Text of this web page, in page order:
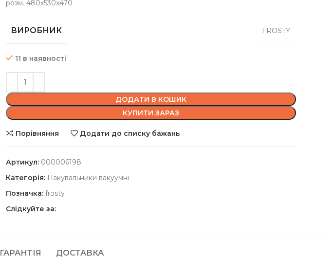
розм. 480x530x470
ВИРОБНИК FROSTY
11 в наявності
ДОДАТИ В КОШИК
КУПИТИ ЗАРАЗ
Порівняння Додати до списку бажань
Артикул: 000006198
Категорія: Пакувальники вакуумні
Позначка: frosty
Слідкуйте за:
ГАРАНТІЯ ДОСТАВКА